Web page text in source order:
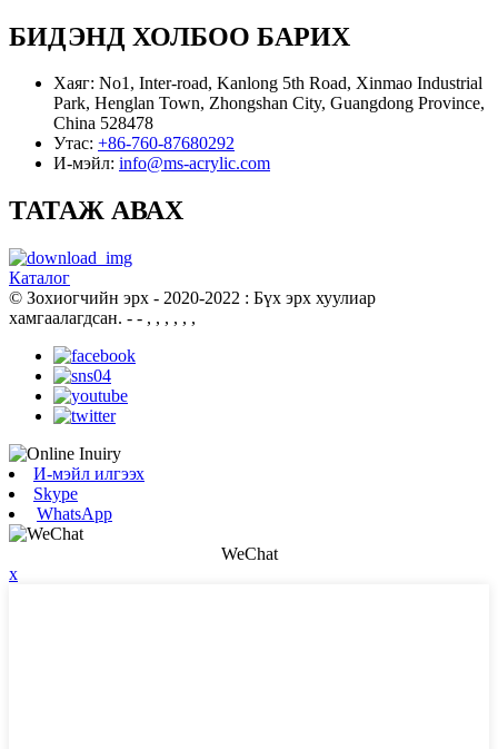
БИДЭНД ХОЛБОО БАРИХ
Хаяг: No1, Inter-road, Kanlong 5th Road, Xinmao Industrial
Park, Henglan Town, Zhongshan City, Guangdong Province,
China 528478
Утас: +86-760-87680292
И-мэйл: info@ms-acrylic.com
ТАТАЖ АВАХ
Каталог
© Зохиогчийн эрх - 2020-2022 : Бүх эрх хуулиар
хамгаалагдсан. - - , , , , , ,
И-мэйл илгээх
Skype
WhatsApp
WeChat
x